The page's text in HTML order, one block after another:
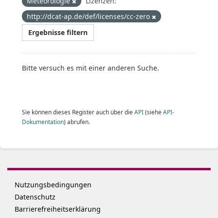
http://dcat-ap.de/def/licenses/cc-zero
Ergebnisse filtern
Bitte versuch es mit einer anderen Suche.
Sie können dieses Register auch über die API(siehe API-
Dokumentation) abrufen.
Nutzungsbedingungen
Datenschutz
Barrierefreiheitserklärung